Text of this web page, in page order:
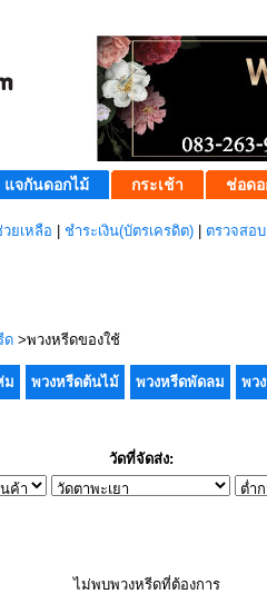
แจกันดอกไม้ กระเช้า ช่อดอ
ยเหลือ ชำระเงิน(บัตรเครดิต) ตรวจสอ
ด >พวงหรีดของใช้
ม พวงหรีดต้นไม้ พวงหรีดพัดลม พว
วัดที่จัดส่ง:
ไม่พบพวงหรีดที่ต้องการ